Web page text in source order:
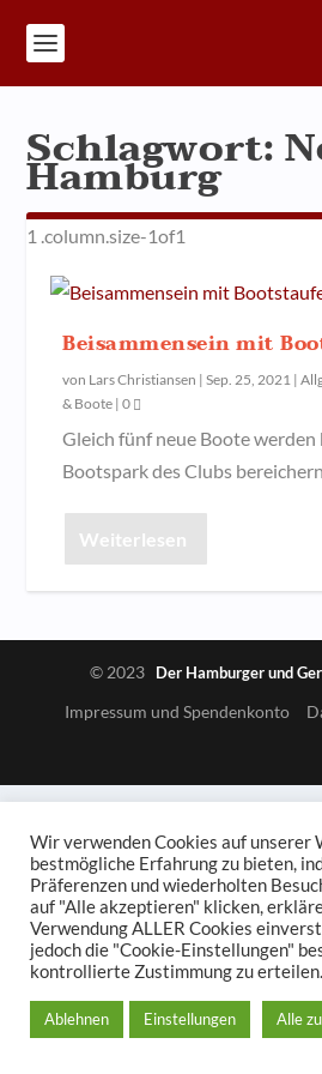
Schlagwort:
Hamburg
Beisammensein mit
von Lars Christiansen |Sep. 25, 2021 |
& Boote |0
Gleich fünf neue Boote
Bootspark des Clubs
Weiterlesen
© 2023 Der Hamburger und
Impressum und Spendenkonto
Wir verwenden Cookies auf unserer
bestmögliche Erfahrung zu bieten,
Präferenzen und wiederholten
auf "Alle akzeptieren" klicken,
Verwendung ALLER Cookies
jedoch die "Cookie-Einstellungen"
kontrollierte Zustimmung zu erteilen.
Ablehnen Einstellungen Alle